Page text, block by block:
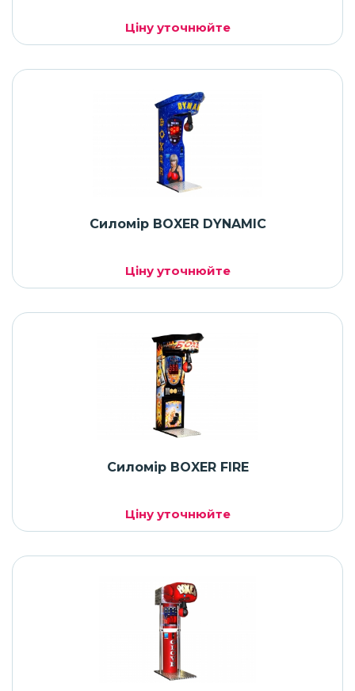
Ціну уточнюйте
Силомір BOXER DYNAMIC
Ціну уточнюйте
Силомір BOXER FIRE
Ціну уточнюйте